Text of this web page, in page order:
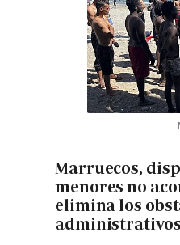
Marruecos,
menores no
elimina los
administrativos